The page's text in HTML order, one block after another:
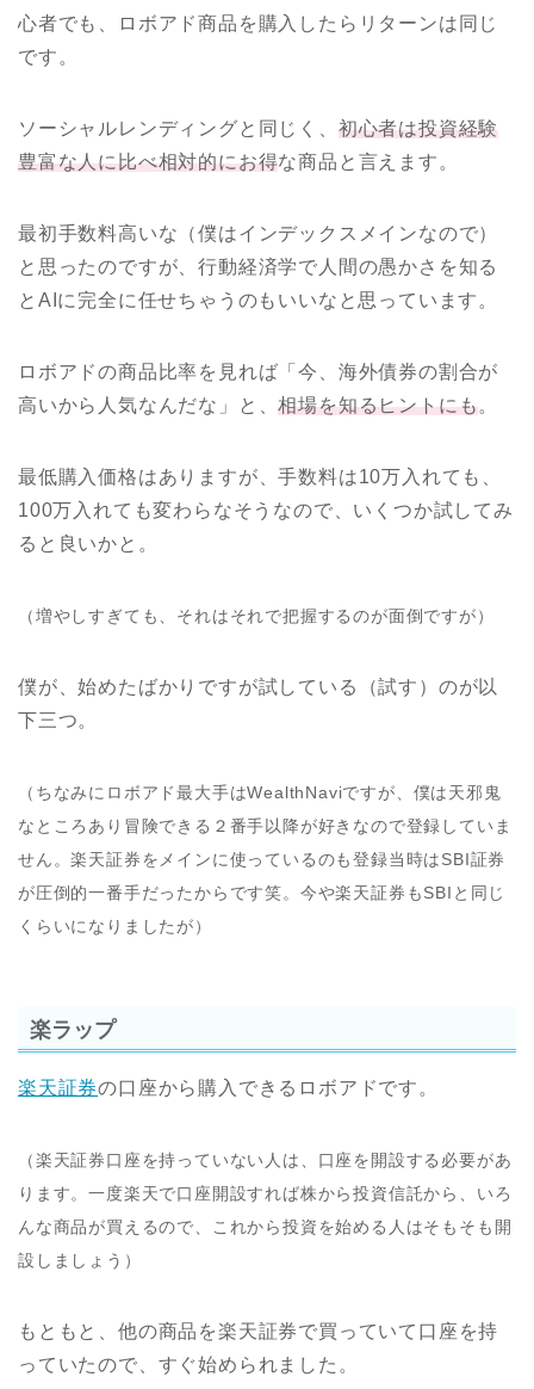
心者でも、ロボアド商品を購入したらリターンは同じ
です。
ソーシャルレンディングと同じく、 初心者は投資経験
豊富な人に比べ相対的にお得な商品と言えます。
最初手数料高いな（僕はインデックスメインなので）
と思ったのですが、行動経済学で人間の愚かさを知る
とAIに完全に任せちゃうのもいいなと思っています。
ロボアドの商品比率を見れば「今、海外債券の割合が
高いから人気なんだな」と、相場を知るヒントにも。
最低購入価格はありますが、手数料は10万入れても、
100万入れても変わらなそうなので、いくつか試してみ
ると良いかと。
（増やしすぎても、それはそれで把握するのが面倒ですが）
僕が、始めたばかりですが試している（試す）のが以
下三つ。
（ちなみにロボアド最大手はWealthNaviですが、僕は天邪鬼
なところあり冒険できる２番手以降が好きなので登録していま
せん。楽天証券をメインに使っているのも登録当時はSBI証券
が圧倒的一番手だったからです笑。今や楽天証券もSBIと同じ
くらいになりましたが）
楽ラップ
楽天証券の口座から購入できるロボアドです。
（楽天証券口座を持っていない人は、口座を開設する必要があ
ります。一度楽天で口座開設すれば株から投資信託から、いろ
んな商品が買えるので、これから投資を始める人はそもそも開
設しましょう）
もともと、他の商品を楽天証券で買っていて口座を持
っていたので、すぐ始められました。